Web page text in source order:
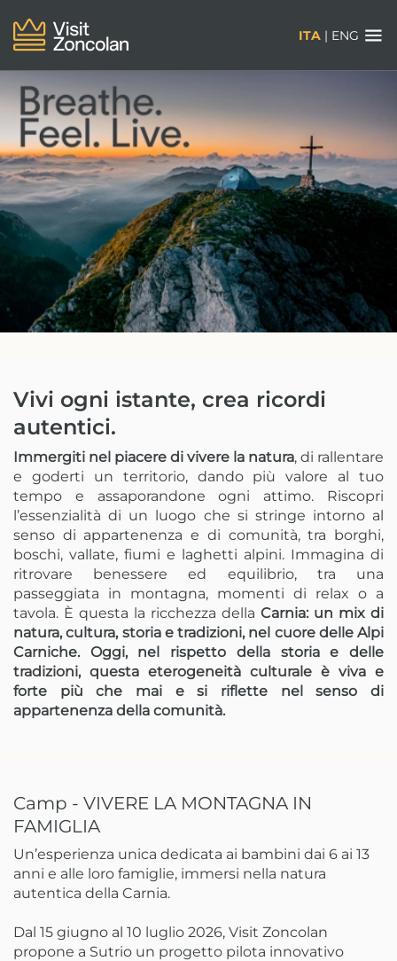
ITA | ENG
Vivi ogni istante, crea ricordi
autentici.
Immergiti nel piacere di vivere la natura, di rallentare
e goderti un territorio, dando più valore al tuo
tempo e assaporandone ogni attimo. Riscopri
l’essenzialità di un luogo che si stringe intorno al
senso di appartenenza e di comunità, tra borghi,
boschi, vallate, fiumi e laghetti alpini. Immagina di
ritrovare benessere ed equilibrio, tra una
passeggiata in montagna, momenti di relax o a
tavola. È questa la ricchezza della Carnia: un mix di
natura, cultura, storia e tradizioni, nel cuore delle Alpi
Carniche. Oggi, nel rispetto della storia e delle
tradizioni, questa eterogeneità culturale è viva e
forte più che mai e si riflette nel senso di
appartenenza della comunità.
Camp - VIVERE LA MONTAGNA IN
FAMIGLIA
Un’esperienza unica dedicata ai bambini dai 6 ai 13
anni e alle loro famiglie, immersi nella natura
autentica della Carnia.
Dal 15 giugno al 10 luglio 2026, Visit Zoncolan
propone a Sutrio un progetto pilota innovativo